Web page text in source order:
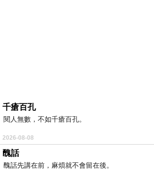
千瘡百孔
閱人無數，不如千瘡百孔。
2026-08-08
醜話
醜話先講在前，麻煩就不會留在後。